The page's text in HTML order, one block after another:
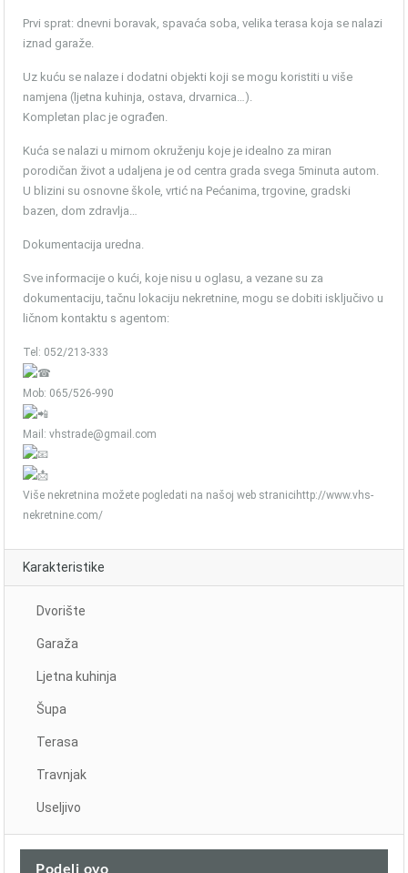
Prvi sprat: dnevni boravak, spavaća soba, velika terasa koja se nalazi
iznad garaže.
Uz kuću se nalaze i dodatni objekti koji se mogu koristiti u više
namjena (ljetna kuhinja, ostava, drvarnica…).
Kompletan plac je ograđen.
Kuća se nalazi u mirnom okruženju koje je idealno za miran
porodičan život a udaljena je od centra grada svega 5minuta autom.
U blizini su osnovne škole, vrtić na Pećanima, trgovine, gradski
bazen, dom zdravlja…
Dokumentacija uredna.
Sve informacije o kući, koje nisu u oglasu, a vezane su za
dokumentaciju, tačnu lokaciju nekretnine, mogu se dobiti isključivo u
ličnom kontaktu s agentom:
Tel: 052/213-333
Mob: 065/526-990
Mail: vhstrade@gmail.com
Više nekretnina možete pogledati na našoj web stranicihttp://www.vhs-
nekretnine.com/
Karakteristike
Dvorište
Garaža
Ljetna kuhinja
Šupa
Terasa
Travnjak
Useljivo
Podeli ovo